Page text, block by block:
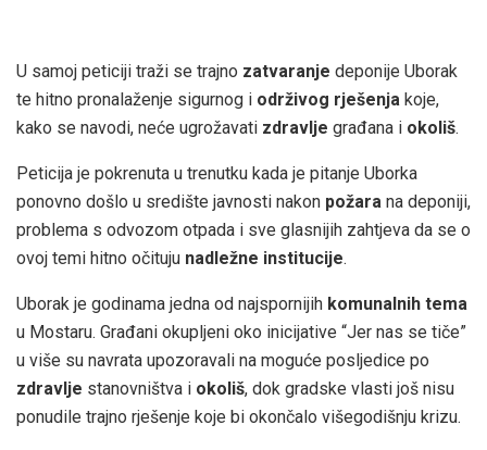
U samoj peticiji traži se trajno zatvaranje deponije Uborak
te hitno pronalaženje sigurnog i održivog rješenja koje,
kako se navodi, neće ugrožavati zdravlje građana i okoliš.
Peticija je pokrenuta u trenutku kada je pitanje Uborka
ponovno došlo u središte javnosti nakon požara na deponiji,
problema s odvozom otpada i sve glasnijih zahtjeva da se o
ovoj temi hitno očituju nadležne institucije.
Uborak je godinama jedna od najspornijih komunalnih tema
u Mostaru. Građani okupljeni oko inicijative “Jer nas se tiče”
u više su navrata upozoravali na moguće posljedice po
zdravlje stanovništva i okoliš, dok gradske vlasti još nisu
ponudile trajno rješenje koje bi okončalo višegodišnju krizu.